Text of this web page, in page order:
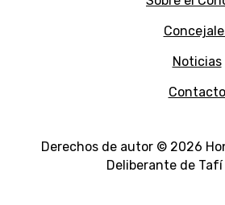
Noticias
Contacto
Derechos de autor © 2026
Deliberante de Tafí